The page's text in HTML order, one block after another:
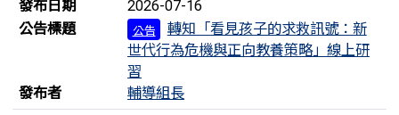
發布日期
2026-07-16
公告標題 公告
轉知「看見孩子的求救訊號：新
世代行為危機與正向教養策略」線上研
習
發布者
輔導組長